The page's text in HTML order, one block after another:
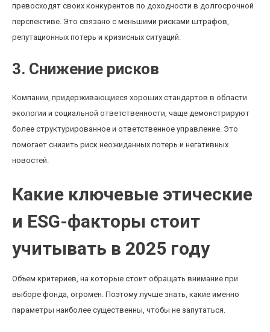
превосходят своих конкурентов по доходности в долгосрочной
перспективе. Это связано с меньшими рисками штрафов,
репутационных потерь и кризисных ситуаций.
3. Снижение рисков
Компании, придерживающиеся хороших стандартов в области
экологии и социальной ответственности, чаще демонстрируют
более структурированное и ответственное управление. Это
помогает снизить риск неожиданных потерь и негативных
новостей.
Какие ключевые этические
и ESG-факторы стоит
учитывать в 2025 году
Объем критериев, на которые стоит обращать внимание при
выборе фонда, огромен. Поэтому лучше знать, какие именно
параметры наиболее существенны, чтобы не запутаться.